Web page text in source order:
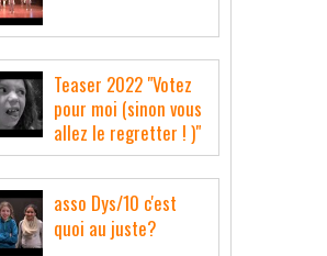
Teaser 2022 "Votez
pour moi (sinon vous
allez le regretter ! )"
asso Dys/10 c'est
quoi au juste?